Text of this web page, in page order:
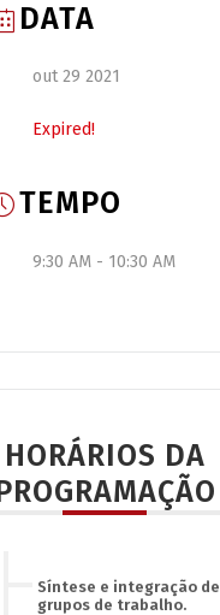
DATA
out 29 2021
Expired!
TEMPO
9:30 AM - 10:30 AM
HORÁRIOS DA
Síntese e integração de
grupos de trabalho.